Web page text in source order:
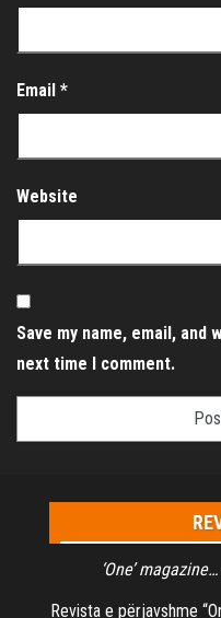
Email *
Website
Save my name, email,
next time I comment.
‘One’
Revista e përjavshme